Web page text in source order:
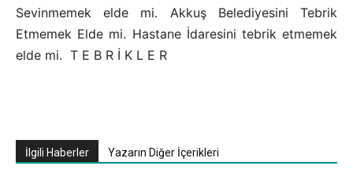
Sevinmemek elde mi. Akkuş Belediyesini Tebrik
Etmemek Elde mi. Hastane İdaresini tebrik etmemek
elde mi. T E B R İ K L E R
İlgili Haberler Yazarın Diğer İçerikleri